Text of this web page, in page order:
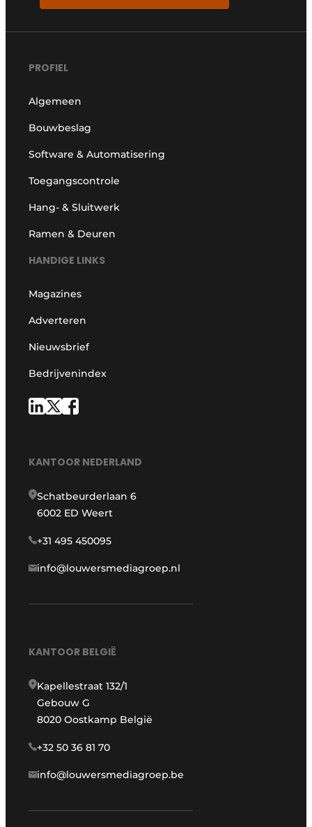
PROFIEL
Algemeen
Bouwbeslag
Software & Automatisering
Toegangscontrole
Hang- & Sluitwerk
Ramen & Deuren
HANDIGE LINKS
Magazines
Adverteren
Nieuwsbrief
Bedrijvenindex
KANTOOR NEDERLAND
Schatbeurderlaan 6
6002 ED Weert
+31 495 450095
info@louwersmediagroep.nl
KANTOOR BELGIË
Kapellestraat 132/1
Gebouw G
8020 Oostkamp België
+32 50 36 81 70
info@louwersmediagroep.be